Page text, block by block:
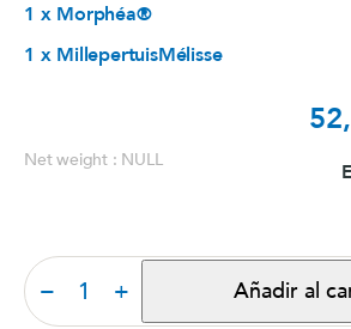
1 x Morphéa®
1 x MillepertuisMélisse
Net weight : NULL
− + Añadir al